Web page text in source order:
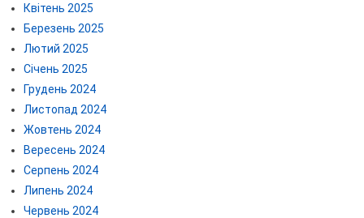
Квітень 2025
Березень 2025
Лютий 2025
Січень 2025
Грудень 2024
Листопад 2024
Жовтень 2024
Вересень 2024
Серпень 2024
Липень 2024
Червень 2024